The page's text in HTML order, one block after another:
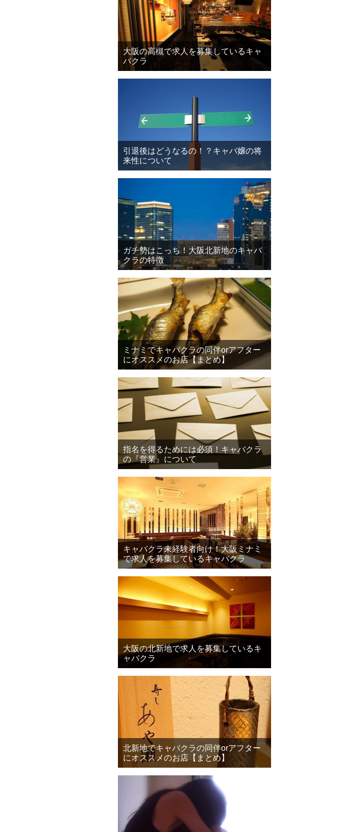
大阪の高槻で求人を募集しているキャ
バクラ
引退後はどうなるの！？キャバ嬢の将
来性について
ガチ勢はこっち！大阪北新地のキャバ
クラの特徴
ミナミでキャバクラの同伴orアフター
にオススメのお店【まとめ】
指名を得るためには必須！キャバクラ
の『営業』について
キャバクラ未経験者向け！大阪ミナミ
で求人を募集しているキャバクラ
大阪の北新地で求人を募集しているキ
ャバクラ
北新地でキャバクラの同伴orアフター
にオススメのお店【まとめ】